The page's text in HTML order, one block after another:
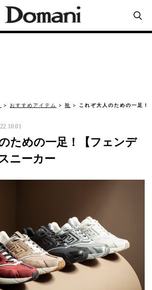
おすすめアイテム 靴 これぞ大人のための一足！
ための一足！【フェンデ
ニーカー